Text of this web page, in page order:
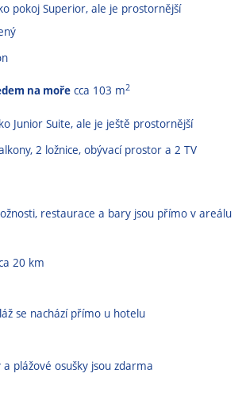
pokoj Superior, ale je prostornější
na moře cca 103 m2
Junior Suite, ale je ještě prostornější
2 ložnice, obývací prostor a 2 TV
restaurace a bary jsou přímo v areálu
20 km
se nachází přímo u hotelu
plážové osušky jsou zdarma